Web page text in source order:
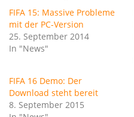
FIFA 15: Massive Probleme
mit der PC-Version
25. September 2014
In "News"
FIFA 16 Demo: Der
Download steht bereit
8. September 2015